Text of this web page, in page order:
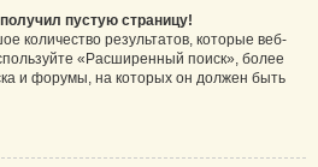
пустую страницу!
количество результатов, которые веб-
«Расширенный поиск», более
и форумы, на которых он должен быть